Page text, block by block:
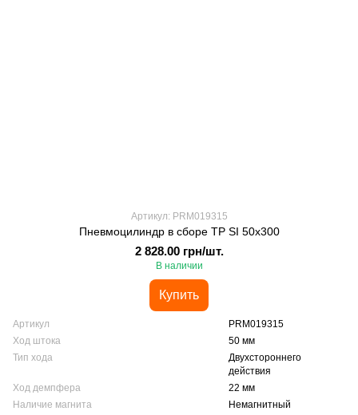
Артикул: PRM019315
Пневмоцилиндр в сборе TP SI 50x300
2 828.00 грн/шт.
В наличии
Купить
Артикул
PRM019315
Ход штока
50 мм
Тип хода
Двухстороннего
действия
Ход демпфера
22 мм
Наличие магнита
Немагнитный